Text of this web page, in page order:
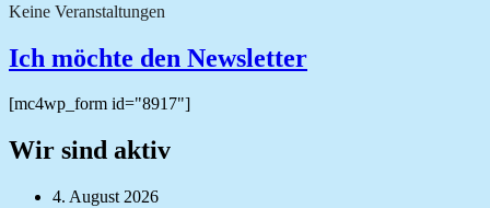
Keine Veranstaltungen
Ich möchte den Newsletter
[mc4wp_form id="8917"]
Wir sind aktiv
4. August 2026